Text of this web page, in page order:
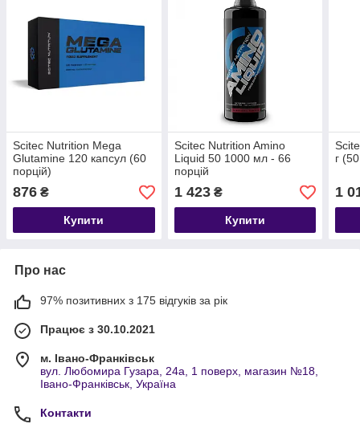
Scitec Nutrition Mega
Glutamine 120 капсул (60
порцій)
876 ₴
Купити
Scitec Nutrition Amino
Liquid 50 1000 мл - 66
порцій
1 423₴
Купити
г
1
Про нас
97% позитивних з 175 відгуків за рік
Працює з 30.10.2021
м. Івано-Франківськ
вул. Любомира Гузара, 24а, 1 поверх, магазин №18,
Івано-Франківськ, Україна
Контакти